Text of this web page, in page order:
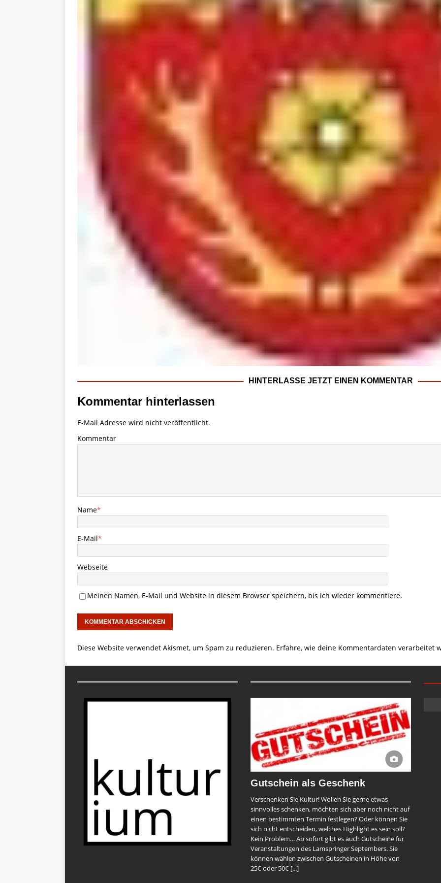
HINTERLASSE JETZT EINEN KOMMENTAR
Kommentar hinterlassen
E-Mail Adresse wird nicht veröffentlicht.
Kommentar
Name*
E-Mail*
Webseite
Meinen Namen, E-Mail und Website in diesem Browser speichern, bis ich wieder kommentiere.
Diese Website verwendet Akismet, um Spam zu reduzieren. Erfahre, wie deine Kommentardaten verarbeitet
Gutschein als Geschenk
Verschenken Sie Kultur! Wollen Sie gerne etwas
sinnvolles schenken, möchten sich aber noch nicht auf
einen bestimmten Termin festlegen? Oder können Sie
sich nicht entscheiden, welches Highlight es sein soll?
Kein Problem… Ab sofort gibt es auch Gutscheine für
Veranstaltungen des Lamspringer Septembers. Sie
können wählen zwischen Gutscheinen in Höhe von
25€ oder 50€ [...]